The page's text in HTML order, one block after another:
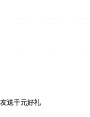
送千元好礼